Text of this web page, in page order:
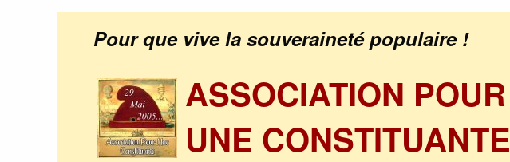
Pour que vive la souveraineté populaire !
ASSOCIATION POUR
UNE CONSTITUANTE